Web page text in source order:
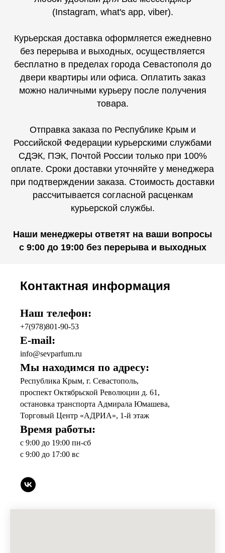
(Instagram, what's app, viber).
Курьерская доставка оформляется ежедневно
без перерыва и выходных, осуществляется
бесплатно в пределах города Севастополя до
двери квартиры или офиса. Оплатить заказ
можно наличными курьеру после получения
товара.
Отправка заказа по Республике Крым и
Российской Федерации курьерскими службами
СДЭК, ПЭК, Почтой России только при 100%
оплате. Сроки доставки уточняйте у менеджера
при подтверждении заказа. Стоимость доставки
рассчитывается согласной расценкам
курьерской службы.
Наши менеджеры ответят на ваши вопросы
с 9:00 до 19:00 без перерыва и выходных
Контактная информация
Наш телефон:
+7(978)801-90-53
E-mail:
info@sevparfum.ru
Мы находимся по адресу:
Республика Крым, г. Севастополь,
проспект Октябрьской Революции д. 61,
остановка транспорта Адмирала Юмашева,
Торговый Центр «АДРИА», 1-й этаж
Время работы:
с 9:00 до 19:00 пн-сб
с 9:00 до 17:00 вс